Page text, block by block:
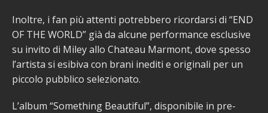
Inoltre, i fan più attenti potrebbero ricordarsi di “END
OF THE WORLD” già da alcune performance esclusive
su invito di Miley allo Chateau Marmont, dove spesso
l’artista si esibiva con brani inediti e originali per un
piccolo pubblico selezionato.
L’album “Something Beautiful”, disponibile in pre-